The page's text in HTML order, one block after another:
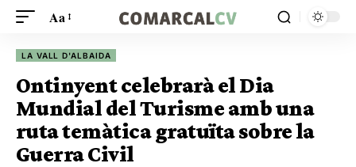
Aa
LA VALL D'ALBAIDA
Ontinyent celebrarà el Dia
Mundial del Turisme amb una
ruta temàtica gratuïta sobre la
Guerra Civil